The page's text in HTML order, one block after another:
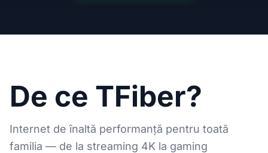
De ce TFiber?
Internet de înaltă performanță pentru toată
familia — de la streaming 4K la gaming